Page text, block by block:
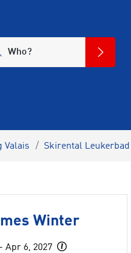
Who?
Valais Skirental Leukerbad
Winter
Apr 6, 2027